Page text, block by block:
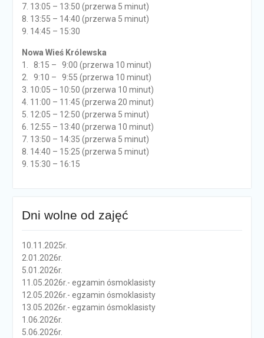
7. 13:05 – 13:50 (przerwa 5 minut)
8. 13:55 – 14:40 (przerwa 5 minut)
9. 14:45 – 15:30
Nowa Wieś Królewska
1. 8:15 – 9:00 (przerwa 10 minut)
2. 9:10 – 9:55 (przerwa 10 minut)
3. 10:05 – 10:50 (przerwa 10 minut)
4. 11:00 – 11:45 (przerwa 20 minut)
5. 12:05 – 12:50 (przerwa 5 minut)
6. 12:55 – 13:40 (przerwa 10 minut)
7. 13:50 – 14:35 (przerwa 5 minut)
8. 14:40 – 15:25 (przerwa 5 minut)
9. 15:30 – 16:15
Dni wolne od zajęć
10.11.2025r.
2.01.2026r.
5.01.2026r.
11.05.2026r.- egzamin ósmoklasisty
12.05.2026r.- egzamin ósmoklasisty
13.05.2026r.- egzamin ósmoklasisty
1.06.2026r.
5.06.2026r.